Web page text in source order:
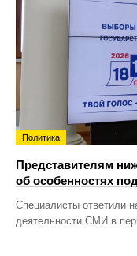
Политика
Представителям
об особенностях
Специалисты ответили
деятельности СМИ в